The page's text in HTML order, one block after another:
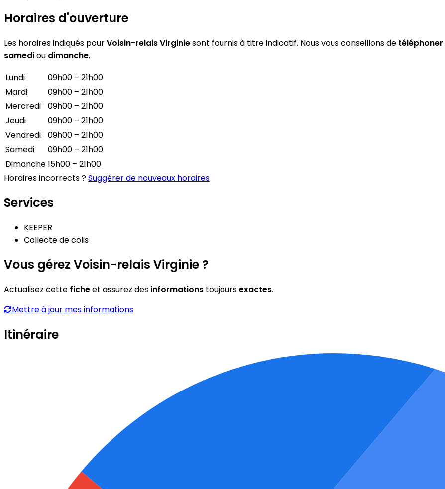
Horaires d'ouverture
Les horaires indiqués pourVoisin-relais Virginiesont fournis à titre indicatif. Nous vous conseillons de téléphoner
samediou dimanche.
Lundi
09h00 – 21h00
Mardi
09h00 – 21h00
Mercredi
09h00 – 21h00
Jeudi
09h00 – 21h00
Vendredi
09h00 – 21h00
Samedi
09h00 – 21h00
Dimanche15h00 – 21h00
Horaires incorrects ?Suggérer de nouveaux horaires
Services
KEEPER
Collecte de colis
Vous gérez Voisin-relais Virginie ?
Actualisez cette ficheet assurez des informations toujoursexactes.
Mettre à jour mes informations
Itinéraire